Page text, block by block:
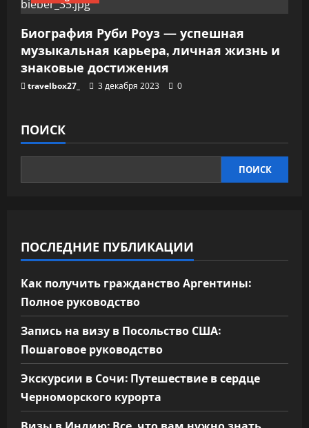
Биография Руби Роуз — успешная
музыкальная карьера, личная жизнь и
знаковые достижения
travelbox27_ 3 декабря 2023 0
ПОИСК
ПОИСК
ПОСЛЕДНИЕ ПУБЛИКАЦИИ
Как получить гражданство Аргентины:
Полное руководство
Запись на визу в Посольство США:
Пошаговое руководство
Экскурсии в Сочи: Путешествие в сердце
Черноморского курорта